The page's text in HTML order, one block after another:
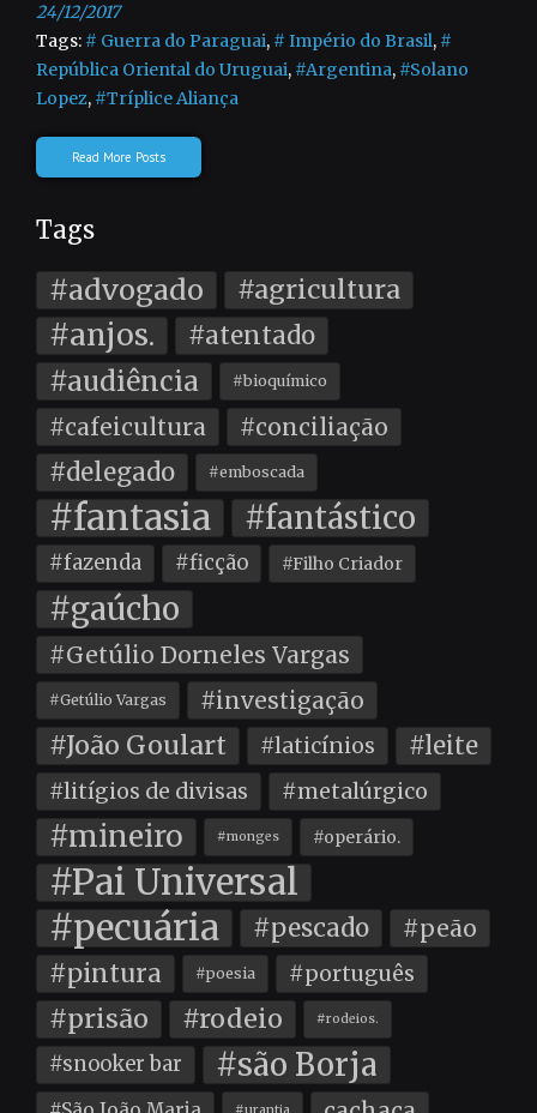
24/12/2017
Tags: # Guerra do Paraguai, # Império do Brasil, #
República Oriental do Uruguai, #Argentina, #Solano
Lopez, #Tríplice Aliança
Read More Posts
Tags
#advogado #agricultura
#anjos. #atentado
#audiência #bioquímico
#cafeicultura #conciliação
#delegado #emboscada
#fantasia #fantástico
#fazenda #ficção #Filho Criador
#gaúcho
#Getúlio Dorneles Vargas
#Getúlio Vargas #investigação
#João Goulart #laticínios #leite
#litígios de divisas #metalúrgico
#mineiro #monges #operário.
#Pai Universal
#pecuária
#pescado #peão
#pintura #poesia #português
#prisão #rodeio #rodeios.
#snooker bar #são Borja